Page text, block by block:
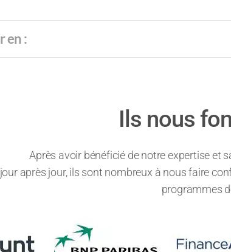
Ils nous
Après avoir bénéficié de notre expertise et
jour après jour, ils sont nombreux à nous faire
programmes